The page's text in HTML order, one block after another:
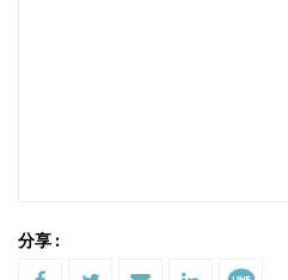
分享 :